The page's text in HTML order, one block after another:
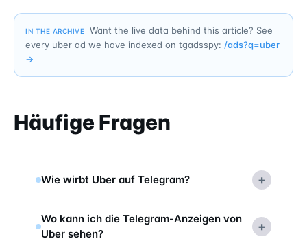
IN THE ARCHIVE
Want the live data behind this article? See
every uber ad we have indexed on tgadsspy: /ads?q=uber
→
Häufige Fragen
Wie wirbt Uber auf Telegram? +
Wo kann ich die Telegram-Anzeigen von
Uber sehen?
+